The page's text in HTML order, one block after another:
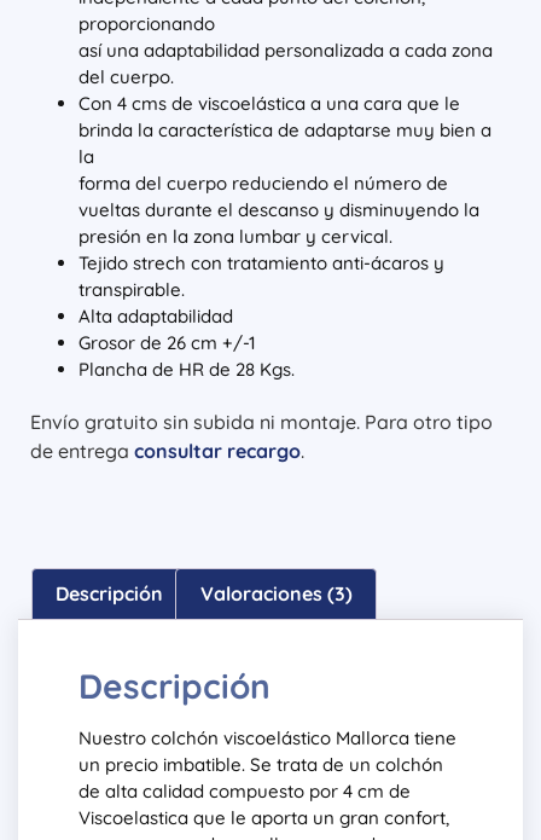
proporcionando
así una adaptabilidad personalizada a cada zona
del cuerpo.
Con 4 cms de viscoelástica a una cara que le
brinda la característica de adaptarse muy bien a
la
forma del cuerpo reduciendo el número de
vueltas durante el descanso y disminuyendo la
presión en la zona lumbar y cervical.
Tejido strech con tratamiento anti-ácaros y
transpirable.
Alta adaptabilidad
Grosor de 26 cm +/-1
Plancha de HR de 28 Kgs.
Envío gratuito sin subida ni montaje. Para otro tipo
de entrega consultar recargo.
Descripción Valoraciones (3)
Descripción
Nuestro colchón viscoelástico Mallorca tiene
un precio imbatible. Se trata de un colchón
de alta calidad compuesto por 4 cm de
Viscoelastica que le aporta un gran confort,